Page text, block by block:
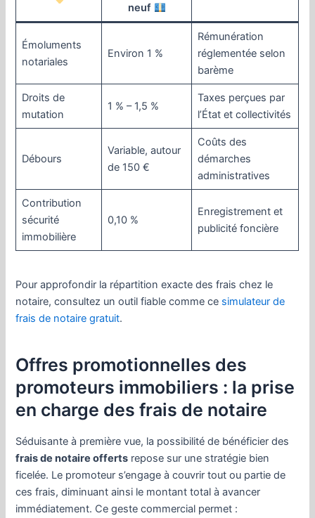
neuf
Émoluments
notariales
Environ 1 %
Rémunération
réglementée selon
barème
Droits de
mutation
1 % – 1,5 %
Taxes perçues par
l’État et collectivités
Débours
Variable, autour
de 150 €
Coûts des
démarches
administratives
Contribution
sécurité
immobilière
0,10 %
Enregistrement et
publicité foncière
Pour approfondir la répartition exacte des frais chez le
notaire, consultez un outil fiable comme ce simulateur de
frais de notaire gratuit.
Offres promotionnelles des
promoteurs immobiliers : la prise
en charge des frais de notaire
Séduisante à première vue, la possibilité de bénéficier des
frais de notaire offerts repose sur une stratégie bien
ficelée. Le promoteur s’engage à couvrir tout ou partie de
ces frais, diminuant ainsi le montant total à avancer
immédiatement. Ce geste commercial permet :